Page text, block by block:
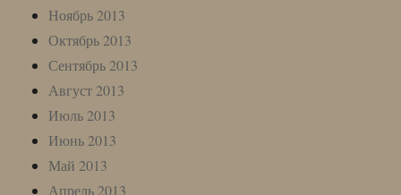
Ноябрь 2013
Октябрь 2013
Сентябрь 2013
Август 2013
Июль 2013
Июнь 2013
Май 2013
Апрель 2013